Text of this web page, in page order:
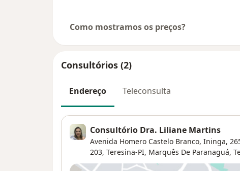
Como mostramos os preços?
Consultórios (2)
Endereço Teleconsulta
Consultório Dra. Liliane Martins
Avenida Homero Castelo Branco, Ininga,
203, Teresina-PI, Marquês De Paranaguá,